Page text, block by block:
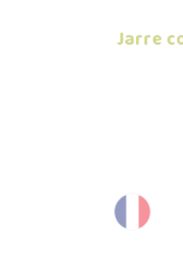
Jarre